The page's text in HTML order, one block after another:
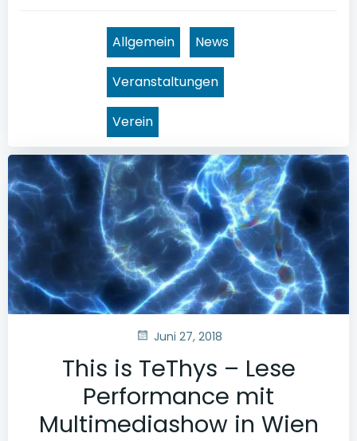
Allgemein News
Veranstaltungen
Verein
Juni 27, 2018
This is TeThys – Lese
Performance mit
Multimediashow in Wien